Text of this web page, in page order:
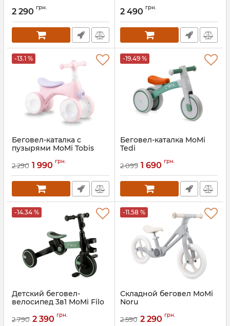
2 290 грн. 2 490 грн.
-13.1 %
Беговел-каталка с
пузырями MoMi Tobis
2 290 1 990 грн.
-19.49 %
Беговел-каталка MoMi
Tedi
2 099 1 690 грн.
-14.34 %
Детский беговел-
велосипед 3в1 MoMi Filo
2 790 2 390 грн.
-11.58 %
Складной беговел MoMi
Noru
2 590 2 290 грн.